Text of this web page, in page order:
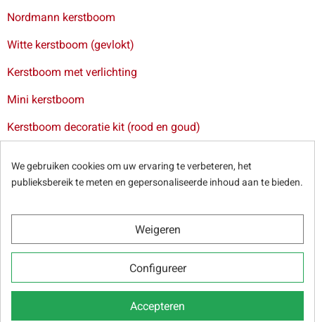
Nordmann kerstboom
Witte kerstboom (gevlokt)
Kerstboom met verlichting
Mini kerstboom
Kerstboom decoratie kit (rood en goud)
kerstbomen in Antwerpen -Levering van kerstbomen in Gent
-Levering van kerstbomen in Leuven
© Sapins.be 2025 -Algemene voorwaarden-Privacybeleid-
-Onze webpartners
We gebruiken cookies om uw ervaring te verbeteren, het
publieksbereik te meten en gepersonaliseerde inhoud aan te bieden.
Weigeren
Configureer
Accepteren